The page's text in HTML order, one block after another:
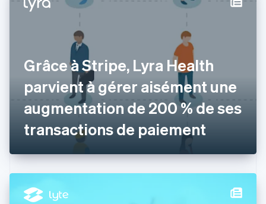
Grâce à Stripe, Lyra Health
parvient à gérer aisément une
augmentation de 200 % de ses
transactions de paiement
Chypre
Italiano
Danemark
English
Émirats arabes unis
English
Espagne
Español
Estonie
États-Unis
English
France